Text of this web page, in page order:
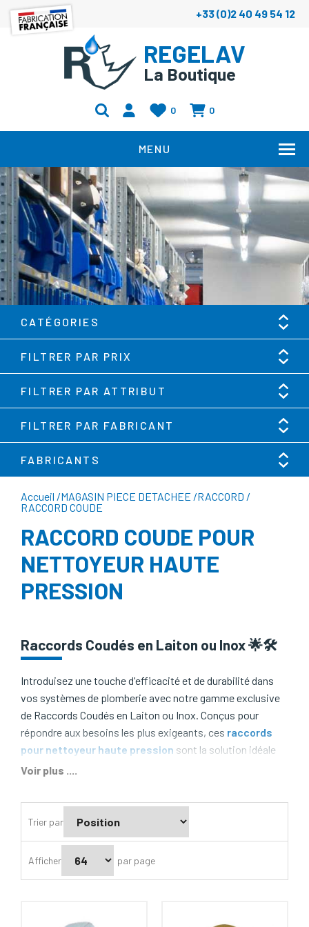
+33 (0)2 40 49 54 12
REGELAV
La Boutique
0 0
MENU
Accueil /MAGASIN PIECE DETACHEE /RACCORD /
RACCORD COUDE
CATÉGORIES
FILTRER PAR PRIX
FILTRER PAR ATTRIBUT
FILTRER PAR FABRICANT
FABRICANTS
RACCORD COUDE POUR
NETTOYEUR HAUTE
PRESSION
Raccords Coudés en Laiton ou Inox 🌟🛠️
Introduisez une touche d'efficacité et de durabilité dans
vos systèmes de plomberie avec notre gamme exclusive
de Raccords Coudés en Laiton ou Inox. Conçus pour
répondre aux besoins les plus exigeants, ces raccords
pour nettoyeur haute pression sont la solution idéale
pour naviguer les espaces restreints et orienter vos
garantissant une étanchéité parfaite.
Pourquoi Nos Raccords Coudés sont un Must-Have ?
🔍
Robustesse et Longévité :
pour sa résistance exceptionnelle à la corrosion ou
Voir plus ....
Trier par
Afficher par page